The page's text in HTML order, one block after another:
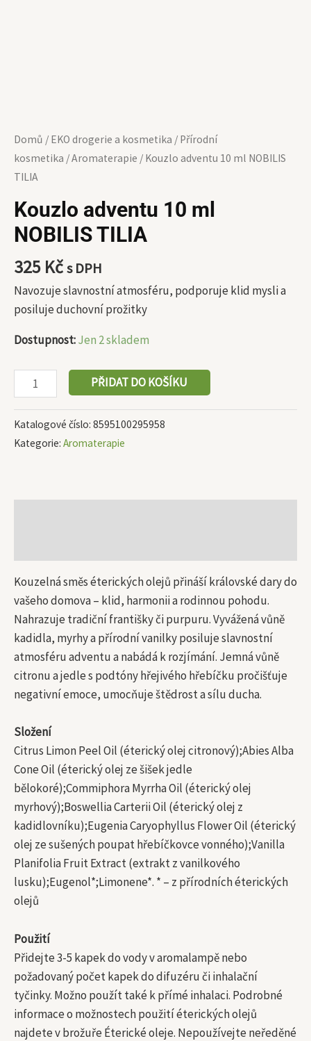
Domů / EKO drogerie a kosmetika / Přírodní
kosmetika /Aromaterapie / Kouzlo adventu 10 ml NOBILIS
TILIA
Kouzlo adventu 10 ml
NOBILIS TILIA
325 Kčs DPH
Navozuje slavnostní atmosféru, podporuje klid mysli a
posiluje duchovní prožitky
Dostupnost:Jen 2 skladem
PŘIDAT DO KOŠÍKU
Katalogové číslo: 8595100295958
Kategorie: Aromaterapie
Kouzelná směs éterických olejů přináší královské dary do
vašeho domova – klid, harmonii a rodinnou pohodu.
Nahrazuje tradiční františky či purpuru. Vyvážená vůně
kadidla, myrhy a přírodní vanilky posiluje slavnostní
atmosféru adventu a nabádá k rozjímání. Jemná vůně
citronu a jedle s podtóny hřejivého hřebíčku pročišťuje
negativní emoce, umocňuje štědrost a sílu ducha.
Složení
Citrus Limon Peel Oil (éterický olej citronový);Abies Alba
Cone Oil (éterický olej ze šišek jedle
bělokoré);Commiphora Myrrha Oil (éterický olej
myrhový);Boswellia Carterii Oil (éterický olej z
kadidlovníku);Eugenia Caryophyllus Flower Oil (éterický
olej ze sušených poupat hřebíčkovce vonného);Vanilla
Planifolia Fruit Extract (extrakt z vanilkového
lusku);Eugenol*;Limonene*. * – z přírodních éterických
olejů
Použití
Přidejte 3-5 kapek do vody v aromalampě nebo
požadovaný počet kapek do difuzéru či inhalační
tyčinky. Možno použít také k přímé inhalaci. Podrobné
informace o možnostech použití éterických olejů
najdete v brožuře Éterické oleje. Nepoužívejte neředěné